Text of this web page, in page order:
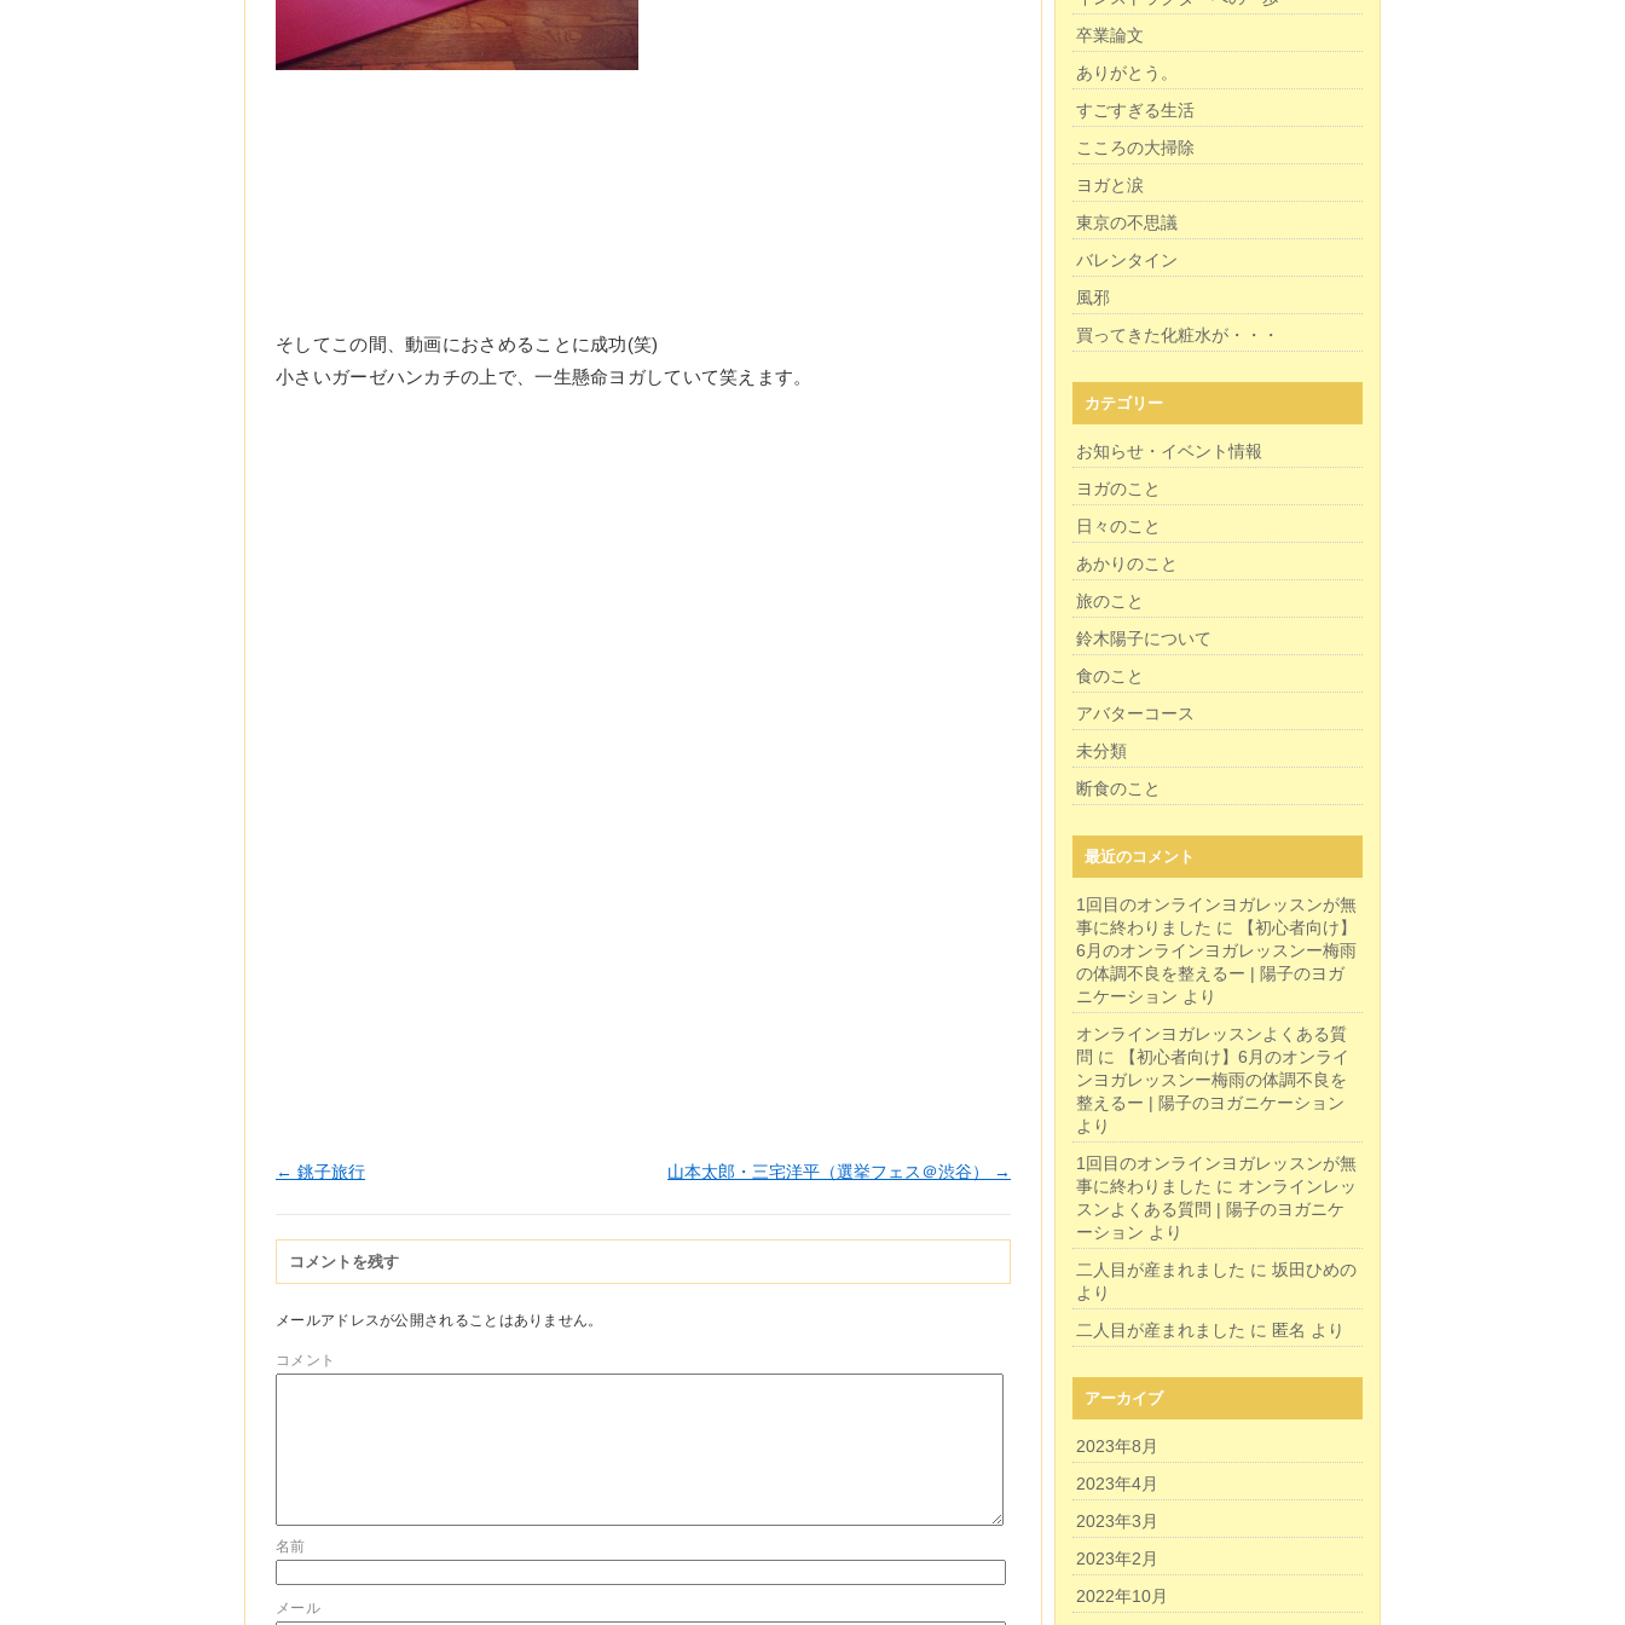
そしてこの間、動画におさめることに成功(笑)
小さいガーゼハンカチの上で、一生懸命ヨガしていて笑えます。
← 銚子旅行 山本太郎・三宅洋平（選挙フェス＠渋谷） →
コメントを残す
メールアドレスが公開されることはありません。
コメント
名前
メール
卒業論文
ありがとう。
すごすぎる生活
こころの大掃除
ヨガと涙
東京の不思議
バレンタイン
風邪
買ってきた化粧水が・・・
カテゴリー
お知らせ・イベント情報
ヨガのこと
日々のこと
あかりのこと
旅のこと
鈴木陽子について
食のこと
アバターコース
未分類
断食のこと
最近のコメント
1回目のオンラインヨガレッスンが無
事に終わりました に
【初心者向け】
6月のオンラインヨガレッスンー梅雨
の体調不良を整えるー | 陽子のヨガ
ニケーション より
オンラインヨガレッスンよくある質
問 に
【初心者向け】6月のオンライ
ンヨガレッスンー梅雨の体調不良を
整えるー | 陽子のヨガニケーション
より
1回目のオンラインヨガレッスンが無
事に終わりました に オンラインレッ
スンよくある質問 | 陽子のヨガニケ
ーション より
二人目が産まれました に 坂田ひめの
より
二人目が産まれました に 匿名 より
アーカイブ
2023年8月
2023年4月
2023年3月
2023年2月
2022年10月